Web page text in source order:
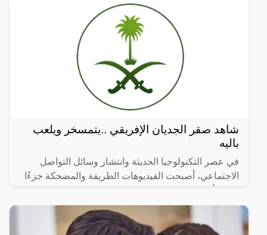
شاهد صقر الجديان الإفريقي ..يتمسخر ويلعب
باليه
في عصر التكنولوجيا الحديثة وانتشار وسائل التواصل
الاجتماعي، أصبحت الفيديوهات الطريفة والمضحكة جزءًا
انتشرت